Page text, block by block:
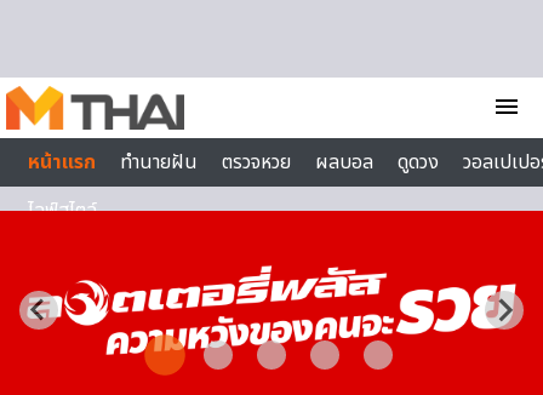
menu
หน้าแรก
ทำนายฝัน ตรวจหวย ผลบอล ดูดวง
วอลเปเป
ไลฟ์สไตล์